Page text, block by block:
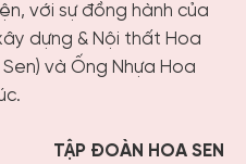
với sự đồng hành của
dựng & Nội thất Hoa
và Ống Nhựa Hoa
TẬP ĐOÀN HOA SEN